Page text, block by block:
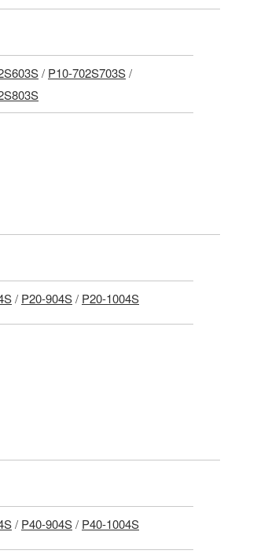
/ P10-702S703S/
/ P20-904S/ P20-1004S
/ P40-904S/ P40-1004S